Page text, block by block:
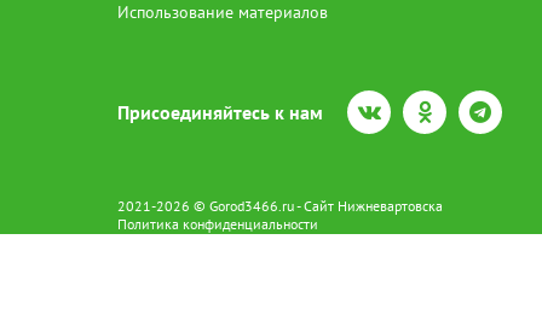
Использование материалов
Присоединяйтесь к нам
2021-2026 © Gorod3466.ru - Сайт Нижневартовска
Политика конфиденциальности